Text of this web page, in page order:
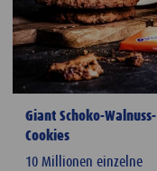
Giant Schoko-Walnuss-
Cookies
10 Millionen einzelne